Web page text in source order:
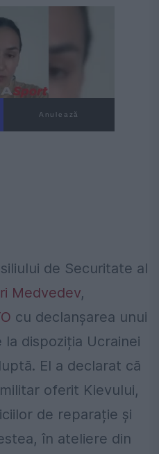
Anulează
de Securitate al
Medvedev,
cu declanșarea unui
dispoziția Ucrainei
El a declarat că
oferit Kievului,
de reparație și
în ateliere din